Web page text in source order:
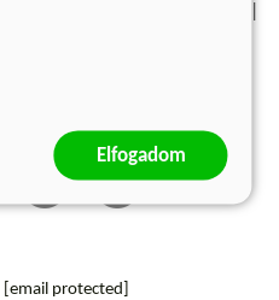
[email protected]
Elfogadom